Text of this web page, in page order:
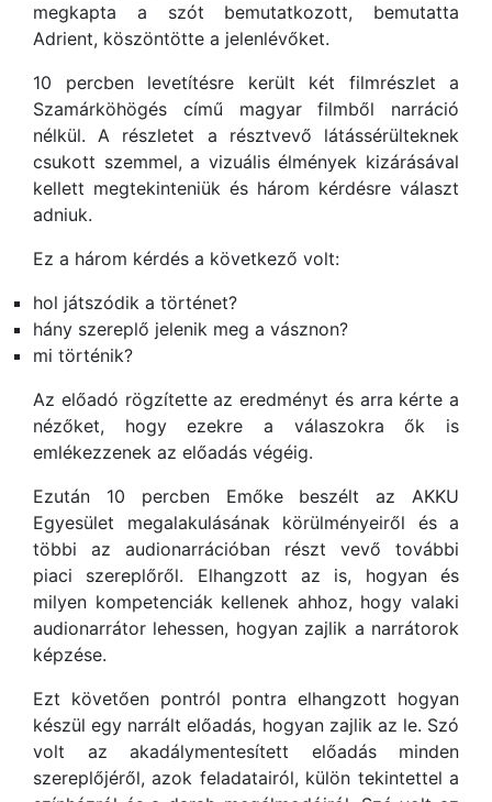
megkapta a szót bemutatkozott, bemutatta
Adrient, köszöntötte a jelenlévőket.
10 percben levetítésre került két filmrészlet a
Szamárköhögés című magyar filmből narráció
nélkül. A részletet a résztvevő látássérülteknek
csukott szemmel, a vizuális élmények kizárásával
kellett megtekinteniük és három kérdésre választ
adniuk.
Ez a három kérdés a következő volt:
hol játszódik a történet?
hány szereplő jelenik meg a vásznon?
mi történik?
Az előadó rögzítette az eredményt és arra kérte a
nézőket, hogy ezekre a válaszokra ők is
emlékezzenek az előadás végéig.
Ezután 10 percben Emőke beszélt az AKKU
Egyesület megalakulásának körülményeiről és a
többi az audionarrációban részt vevő további
piaci szereplőről. Elhangzott az is, hogyan és
milyen kompetenciák kellenek ahhoz, hogy valaki
audionarrátor lehessen, hogyan zajlik a narrátorok
képzése.
Ezt követően pontról pontra elhangzott hogyan
készül egy narrált előadás, hogyan zajlik az le. Szó
volt az akadálymentesített előadás minden
szereplőjéről, azok feladatairól, külön tekintettel a